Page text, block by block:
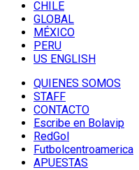
CHILE
GLOBAL
MÉXICO
PERU
US ENGLISH
QUIENES SOMOS
STAFF
CONTACTO
Escribe en Bolavip
RedGol
Futbolcentroamerica
APUESTAS